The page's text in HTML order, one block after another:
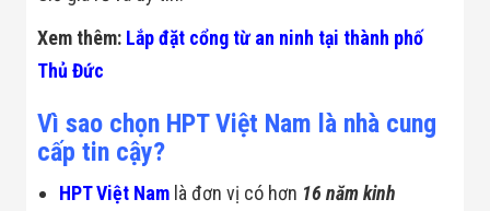
Tự Động
Nhẹ
Thiết Bị Ngành
Xem thêm: Lắp đặt cổng từ an ninh tại thành phố
Thủ Đức
Vì sao chọn HPT Việt Nam là nhà cung
cấp tin cậy?
HPT Việt Nam là đơn vị có hơn 16 năm kinh